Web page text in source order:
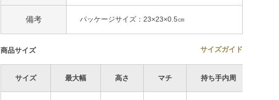
備考 パッケージサイズ：23×23×0.5㎝
商品サイズ サイズガイド
サイズ 最大幅 高さ マチ 持ち手内周